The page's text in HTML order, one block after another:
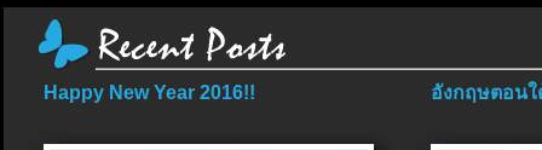
Happy New Year 2016!! อังกฤษตอนใ